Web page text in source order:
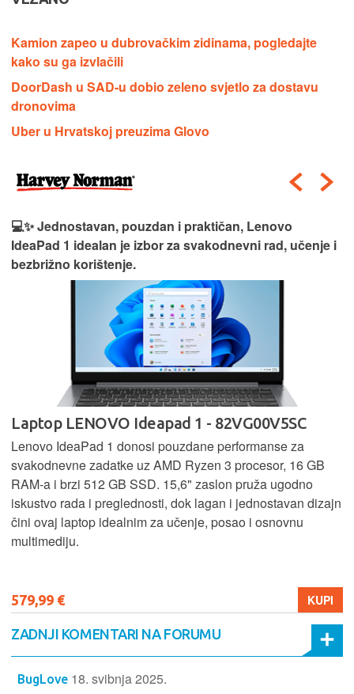
Kamion zapeo u dubrovačkim zidinama, pogledajte
kako su ga izvlačili
DoorDash u SAD-u dobio zeleno svjetlo za dostavu
dronovima
Uber u Hrvatskoj preuzima Glovo
💻✨ Jednostavan, pouzdan i praktičan, Lenovo
IdeaPad 1 idealan je izbor za svakodnevni rad, učenje i
bezbrižno korištenje.
Laptop LENOVO Ideapad 1 - 82VG00V5SC
Lenovo IdeaPad 1 donosi pouzdane performanse za
svakodnevne zadatke uz AMD Ryzen 3 procesor, 16 GB
RAM-a i brzi 512 GB SSD. 15,6" zaslon pruža ugodno
iskustvo rada i preglednosti, dok lagan i jednostavan dizajn
čini ovaj laptop idealnim za učenje, posao i osnovnu
multimediju.
579,99 € KUPI
ZADNJI KOMENTARI NA FORUMU
BugLove 18. svibnja 2025.